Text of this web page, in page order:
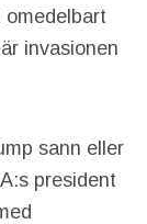
omedelbart
invasionen
sann eller
president